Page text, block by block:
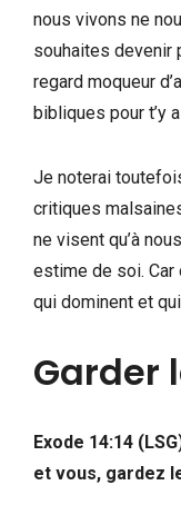
nous vivons ne
souhaites devenir
regard moqueur
bibliques pour t’y
Je noterai
critiques
ne visent qu’à
estime de soi.
qui dominent et
Garder
Exode 14:14
et vous, gardez